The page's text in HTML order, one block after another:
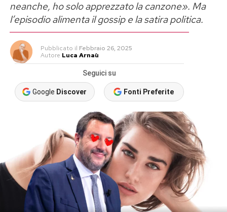
neanche, ho solo apprezzato la canzone». Ma
l’episodio alimenta il gossip e la satira politica.
Pubblicato il Febbraio 26, 2025
Autore Luca Arnaù
Seguici su
Google Discover Fonti Preferite